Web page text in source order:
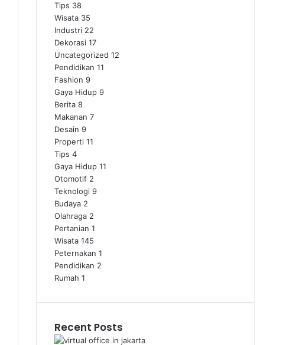
Tips 38
Wisata 35
Industri 22
Dekorasi 17
Uncategorized 12
Pendidikan 11
Fashion 9
Gaya Hidup 9
Berita 8
Makanan 7
Desain 9
Properti 11
Tips 4
Gaya Hidup 11
Otomotif 2
Teknologi 9
Budaya 2
Olahraga 2
Pertanian 1
Wisata 145
Peternakan 1
Pendidikan 2
Rumah 1
Recent Posts